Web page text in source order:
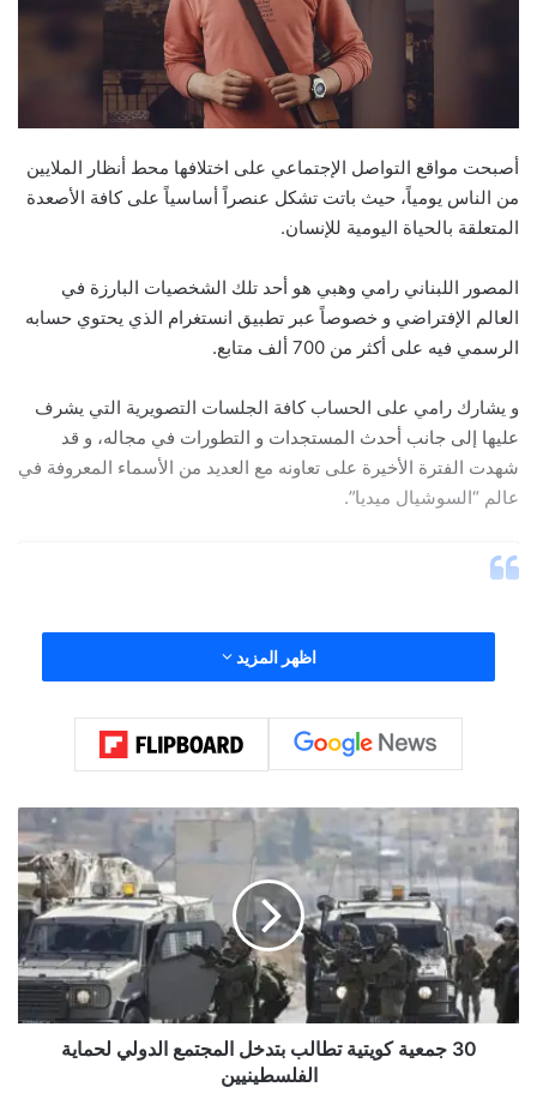
أصبحت مواقع التواصل الإجتماعي على اختلافها محط أنظار الملايين
من الناس يومياً، حيث باتت تشكل عنصراً أساسياً على كافة الأصعدة
المتعلقة بالحياة اليومية للإنسان.
المصور اللبناني رامي وهبي هو أحد تلك الشخصيات البارزة في
العالم الإفتراضي و خصوصاً عبر تطبيق انستغرام الذي يحتوي حسابه
الرسمي فيه على أكثر من 700 ألف متابع.
و يشارك رامي على الحساب كافة الجلسات التصويرية التي يشرف
عليها إلى جانب أحدث المستجدات و التطورات في مجاله، و قد
شهدت الفترة الأخيرة على تعاونه مع العديد من الأسماء المعروفة في
عالم “السوشيال ميديا”.
View this post on Instagram
اظهر المزيد
3
0
ج
م
ع
ي
ة
ك
و
30 جمعية كويتية تطالب بتدخل المجتمع الدولي لحماية
الفلسطينيين